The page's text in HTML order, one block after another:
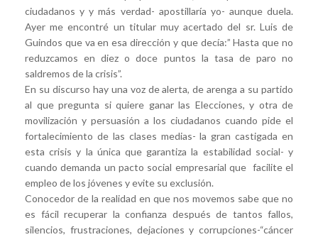
ciudadanos y y más verdad- apostillaría yo- aunque duela.
Ayer me encontré un titular muy acertado del sr. Luis de
Guindos que va en esa dirección y que decía:” Hasta que no
reduzcamos en diez o doce puntos la tasa de paro no
saldremos de la crisis”.
En su discurso hay una voz de alerta, de arenga a su partido
al que pregunta si quiere ganar las Elecciones, y otra de
movilización y persuasión a los ciudadanos cuando pide el
fortalecimiento de las clases medias- la gran castigada en
esta crisis y la única que garantiza la estabilidad social- y
cuando demanda un pacto social empresarial que facilite el
empleo de los jóvenes y evite su exclusión.
Conocedor de la realidad en que nos movemos sabe que no
es fácil recuperar la confianza después de tantos fallos,
silencios, frustraciones, dejaciones y corrupciones-“cáncer